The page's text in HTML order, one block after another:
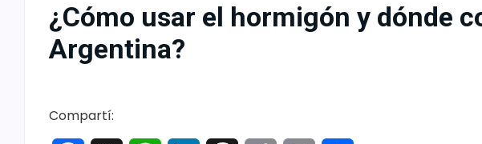
¿Cómo usar el hormigón y dónde
Argentina?
Compartí: